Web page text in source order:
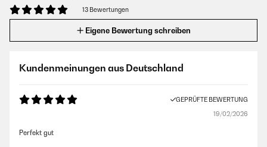
13 Bewertungen
Eigene Bewertung schreiben
Kundenmeinungen aus Deutschland
GEPRÜFTE BEWERTUNG
19/02/2026
Perfekt gut